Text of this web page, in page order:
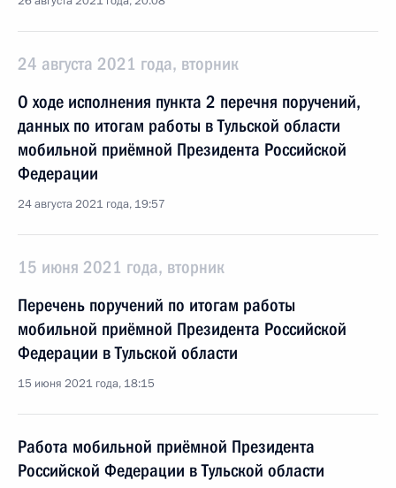
24 августа 2021 года, вторник
О ходе исполнения пункта 2 перечня поручений,
данных по итогам работы в Тульской области
мобильной приёмной Президента Российской
Федерации
24 августа 2021 года, 19:57
15 июня 2021 года, вторник
Перечень поручений по итогам работы
мобильной приёмной Президента Российской
Федерации в Тульской области
15 июня 2021 года, 18:15
Работа мобильной приёмной Президента
Российской Федерации в Тульской области